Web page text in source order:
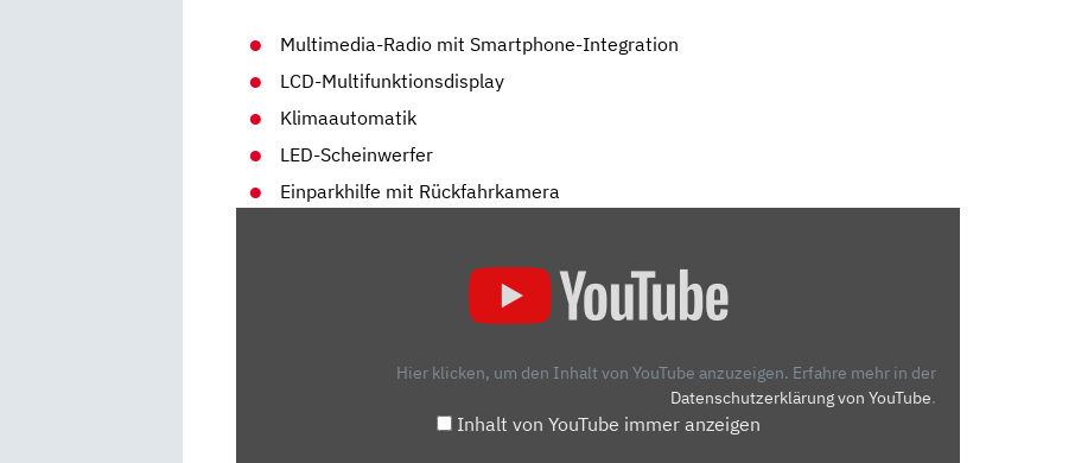
Multimedia-Radio mit Smartphone-Integration
LCD-Multifunktionsdisplay
Klimaautomatik
LED-Scheinwerfer
Einparkhilfe mit Rückfahrkamera
Hier klicken, um den Inhalt von YouTube anzuzeigen. Erfahre mehr in der
Datenschutzerklärung von YouTube.
Inhalt von YouTube immer anzeigen